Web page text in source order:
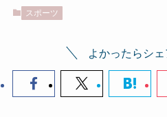
スポーツ
よかったらシェ